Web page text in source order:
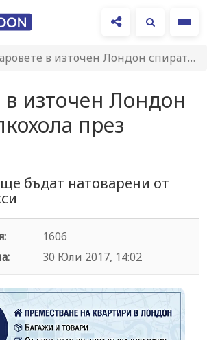
в източен Лондон спират алкохола през нощта?
в източен Лондон
през
бъдат натоварени от
1606
30 Юли 2017, 14:02